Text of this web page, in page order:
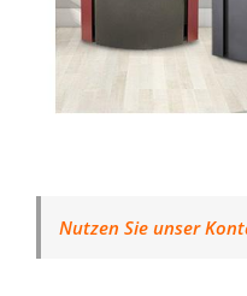
Nutzen Sie unser